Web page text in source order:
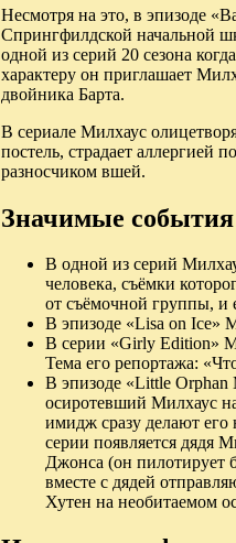
Несмотря на это, в эпизоде
Спрингфилдской начальной
одной из серий 20 сезона
характеру он приглашает
двойника Барта.
В сериале Милхаус
постель, страдает аллергией
разносчиком вшей.
Значимые
В одной из серий
человека, съёмки
от съёмочной группы, и
В эпизоде «Lisa on Ice»
В серии «Girly Edition»
Тема его репортажа:
В эпизоде «Little Orphan
осиротевший Милхаус
имидж сразу делают его
серии появляется дядя
Джонса (он пилотирует
вместе с дядей
Хутен на необитаемом